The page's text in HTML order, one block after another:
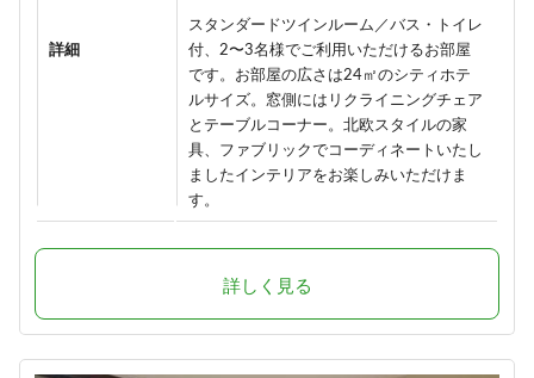
詳細
スタンダードツインルーム／バス・トイレ
付、2〜3名様でご利用いただけるお部屋
です。お部屋の広さは24㎡のシティホテ
ルサイズ。窓側にはリクライニングチェア
とテーブルコーナー。北欧スタイルの家
具、ファブリックでコーディネートいたし
ましたインテリアをお楽しみいただけま
す。
詳しく見る